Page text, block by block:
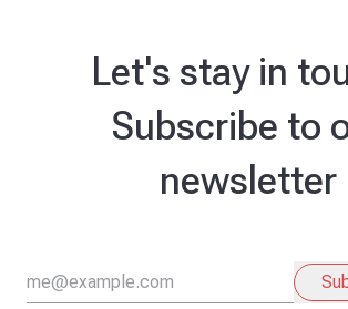
Let's stay in
Subscribe to
newsletter